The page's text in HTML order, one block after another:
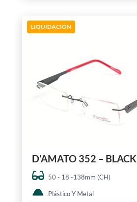
LIQUIDACIÓN
D’AMATO 352 – BLACK
50 - 18 -138mm (CH)
Plástico Y Metal